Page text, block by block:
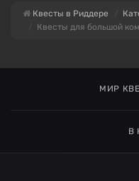
Квесты в Риддере
Квесты для большой
МИР
В